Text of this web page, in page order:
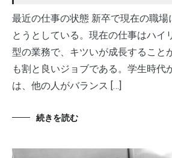
最近の仕事の状態 新卒で現在の職場
とうとしている。現在の仕事はハイ
型の業務で、キツいが成長すること
も割と良いジョブである。学生時代
は、他の人がバランス […]
続きを読む